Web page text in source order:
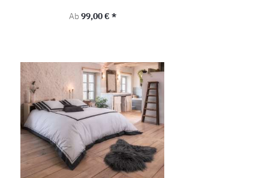
Regulärer Preis:
Ab99,00 € *